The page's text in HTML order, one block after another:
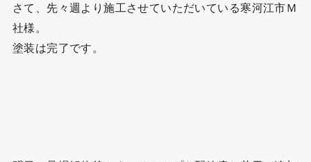
さて、先々週より施工させていただいている寒河江市Ｍ
社様。
塗装は完了です。